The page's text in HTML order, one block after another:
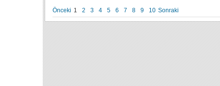
Önceki 1 2 3 4 5 6 7 8 9 10 Sonraki